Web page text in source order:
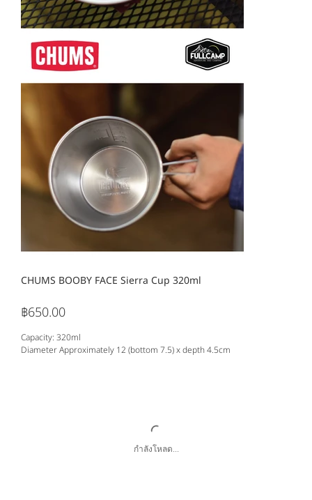
CHUMS BOOBY FACE Sierra Cup 320ml
ราคา
฿650.00
Capacity: 320ml
Diameter Approximately 12 (bottom 7.5) x depth 4.5cm
กำลังโหลด...